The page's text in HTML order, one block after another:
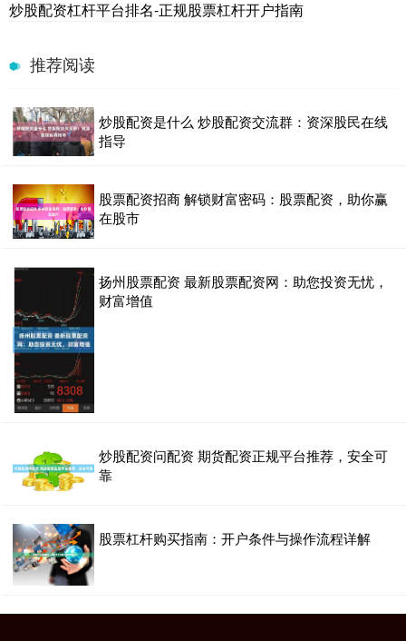
炒股配资杠杆平台排名-正规股票杠杆开户指南
推荐阅读
炒股配资是什么 炒股配资交流群：资深股民在线
指导
股票配资招商 解锁财富密码：股票配资，助你赢
在股市
扬州股票配资 最新股票配资网：助您投资无忧，
财富增值
炒股配资问配资 期货配资正规平台推荐，安全可
靠
股票杠杆购买指南：开户条件与操作流程详解